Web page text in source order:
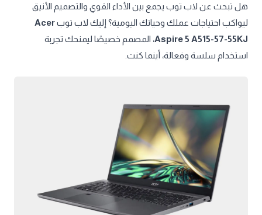
هل تبحث عن لاب توب يجمع بين الأداء القوي والتصميم الأنيق
ليواكب احتياجات عملك وحياتك اليومية؟ إليك لاب توبAcer
Aspire 5 A515-57-55KJ، المصمم خصيصًا ليمنحك تجربة
استخدام سلسة وفعالة، أينما كنت.